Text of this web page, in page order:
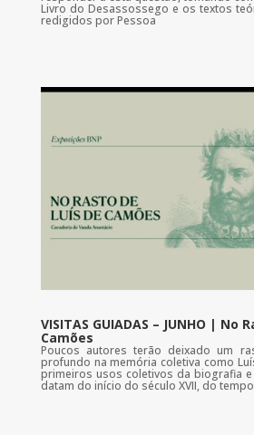
Livro do Desassossego e os textos
redigidos por Pessoa
VISITAS GUIADAS – JUNHO | No
Camões
Poucos autores terão deixado um
profundo na memória coletiva como
primeiros usos coletivos da biografia
datam do início do século XVII, do